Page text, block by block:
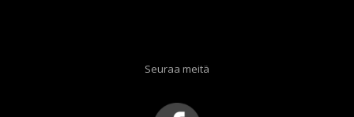
Seuraa meitä